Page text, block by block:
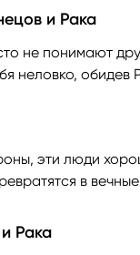
и Рака
не понимают
неловко,
эти люди
в
Рака